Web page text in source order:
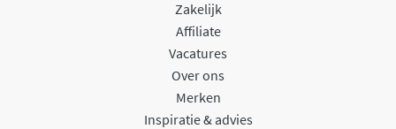
Zakelijk
Affiliate
Vacatures
Over ons
Merken
Inspiratie & advies